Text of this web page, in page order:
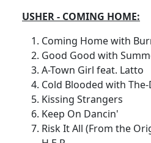
USHER - COMING HOME:
Coming Home with
Good Good with
A-Town Girl feat. Latto
Cold Blooded with
Kissing Strangers
Keep On Dancin'
Risk It All (From the